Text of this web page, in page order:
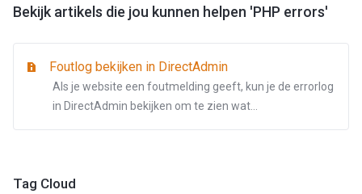
Bekijk artikels die jou kunnen helpen 'PHP errors'
Foutlog bekijken in DirectAdmin
Als je website een foutmelding geeft, kun je de errorlog
in DirectAdmin bekijken om te zien wat...
Tag Cloud